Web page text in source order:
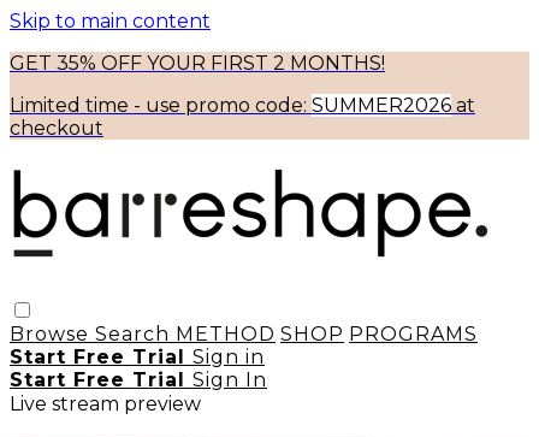
Skip to main content
GET 35% OFF YOUR FIRST 2 MONTHS!
Limited time - use promo code: SUMMER2026 at
checkout
Browse Search METHOD SHOP PROGRAMS
Start Free Trial Sign in
Start Free Trial Sign In
Live stream preview